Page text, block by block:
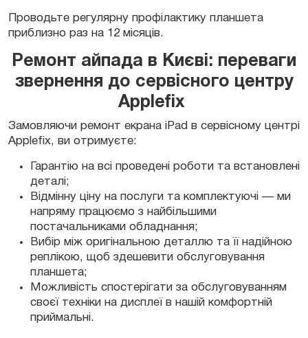
Проводьте регулярну профілактику планшета
приблизно раз на 12 місяців.
Ремонт айпада в Києві: переваги
звернення до сервісного центру
Applefix
Замовляючи ремонт екрана iPad в сервісному центрі
Applefix, ви отримуєте:
Гарантію на всі проведені роботи та встановлені
деталі;
Відмінну ціну на послуги та комплектуючі — ми
напряму працюємо з найбільшими
постачальниками обладнання;
Вибір між оригінальною деталлю та її надійною
реплікою, щоб здешевити обслуговування
планшета;
Можливість спостерігати за обслуговуванням
своєї техніки на дисплеї в нашій комфортній
приймальні.